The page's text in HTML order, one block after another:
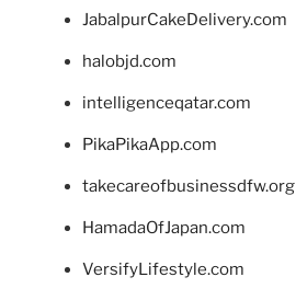
JabalpurCakeDelivery.com
halobjd.com
intelligenceqatar.com
PikaPikaApp.com
takecareofbusinessdfw.org
HamadaOfJapan.com
VersifyLifestyle.com